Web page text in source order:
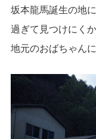
坂本龍馬誕生の地
過ぎて見つけにくか
地元のおばちゃん